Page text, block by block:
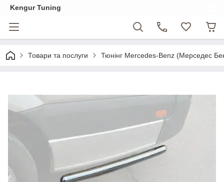
Kengur Tuning
Товари та послуги Тюнінг Mercedes-Benz (Мерседес